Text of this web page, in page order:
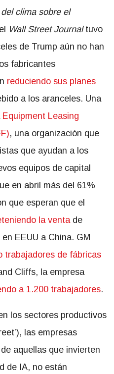
clima sobre el
Wall Street Journaltuvo
de Trump aún no han
fabricantes
reduciendo sus planes
a los aranceles. Una
Equipment Leasing
, una organización que
que ayudan a los
equipos de capital
en abril más del 61%
que esperan que el
la ventade
EEUU a China. GM
trabajadores de fábricas
Cliffs, la empresa
a 1.200 trabajadores.
los sectores productivos
las empresas
aquellas que invierten
de IA, no están